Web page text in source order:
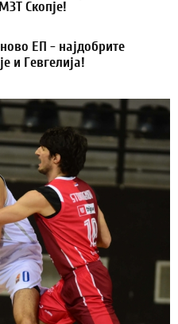
Скопје!
ЕП - најдобрите
и Гевгелија!